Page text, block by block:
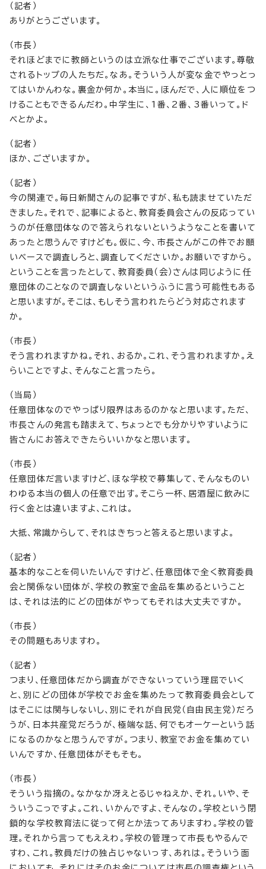
（記者）
ありがとうございます。
（市長）
それほどまでに教師というのは立派な仕事でございます。尊敬
されるトップの人たちだ。なあ。そういう人が変な金でやっとっ
てはいかんわな。裏金か何か。本当に。ほんだで、人に順位をつ
けることもできるんだわ。中学生に、1番、2番、3番いって。ド
ベとかよ。
（記者）
ほか、ございますか。
（記者）
今の関連で。毎日新聞さんの記事ですが、私も読ませていただ
きました。それで、記事によると、教育委員会さんの反応ってい
うのが任意団体なので答えられないというようなことを書いて
あったと思うんですけども。仮に、今、市長さんがこの件でお願
いベースで調査しろと、調査してくださいか。お願いですから。
ということを言ったとして、教育委員（会）さんは同じように任
意団体のことなので調査しないというふうに言う可能性もある
と思いますが。そこは、もしそう言われたらどう対応されます
か。
（市長）
そう言われますかね。それ、おるか。これ、そう言われますか。え
らいことですよ、そんなこと言ったら。
（当局）
任意団体なのでやっぱり限界はあるのかなと思います。ただ、
市長さんの発言も踏まえて、ちょっとでも分かりやすいように
皆さんにお答えできたらいいかなと思います。
（市長）
任意団体だ言いますけど、ほな学校で募集して、そんなものい
わゆる本当の個人の任意で出す。そこら一杯、居酒屋に飲みに
行く金とは違いますよ、これは。
大抵、常識からして、それはきちっと答えると思いますよ。
（記者）
基本的なことを伺いたいんですけど、任意団体で全く教育委員
会と関係ない団体が、学校の教室で金品を集めるということ
は、それは法的にどの団体がやってもそれは大丈夫ですか。
（市長）
その問題もありますわ。
（記者）
つまり、任意団体だから調査ができないっていう理屈でいく
と、別にどの団体が学校でお金を集めたって教育委員会として
はそこには関与しないし、別にそれが自民党（自由民主党）だろ
うが、日本共産党だろうが、極端な話、何でもオーケーという話
になるのかなと思うんですが。つまり、教室でお金を集めてい
いんですか、任意団体がそもそも。
（市長）
そういう指摘の。なかなか冴えとるじゃねえか、それ。いや、そ
ういうこっですよ。これ、いかんですよ、そんなの。学校という閉
鎖的な学校教育法に従って何とか法ってありますわ。学校の管
理。それから言ってもええわ。学校の管理って市長もやるんで
すわ、これ。教員だけの独占じゃないっす、あれは。そういう面